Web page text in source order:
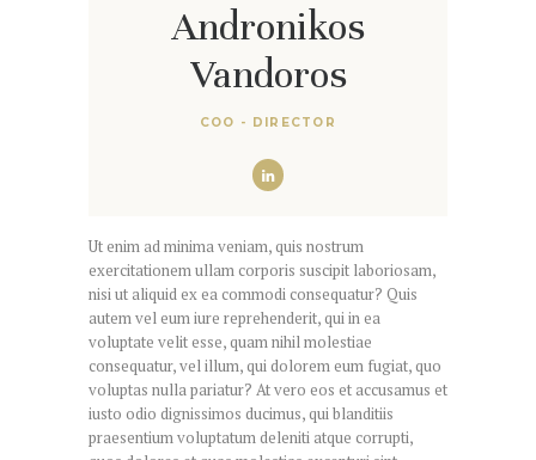
Andronikos
Vandoros
COO - DIRECTOR
Ut enim ad minima veniam, quis nostrum
exercitationem ullam corporis suscipit laboriosam,
nisi ut aliquid ex ea commodi consequatur? Quis
autem vel eum iure reprehenderit, qui in ea
voluptate velit esse, quam nihil molestiae
consequatur, vel illum, qui dolorem eum fugiat, quo
voluptas nulla pariatur? At vero eos et accusamus et
iusto odio dignissimos ducimus, qui blanditiis
praesentium voluptatum deleniti atque corrupti,